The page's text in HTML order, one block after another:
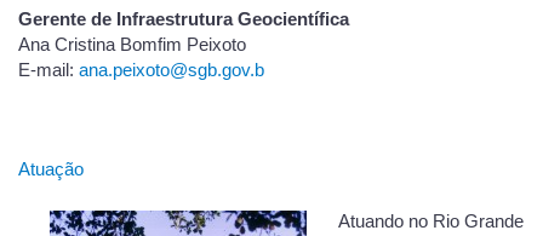
Gerente de Infraestrutura Geocientífica
Ana Cristina Bomfim Peixoto
E-mail: ana.peixoto@sgb.gov.b
Atuação
Atuando no Rio Grande